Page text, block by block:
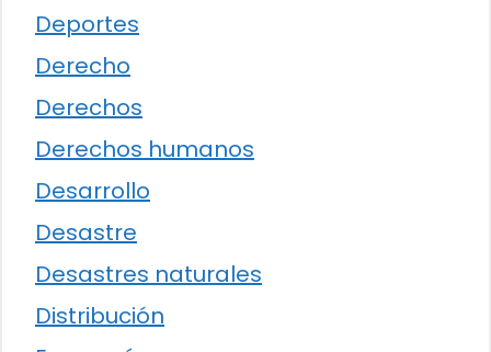
Deportes
Derecho
Derechos
Derechos humanos
Desarrollo
Desastre
Desastres naturales
Distribución